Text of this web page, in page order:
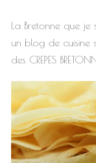
La Bretonne que
un blog de cuisine
des CREPES